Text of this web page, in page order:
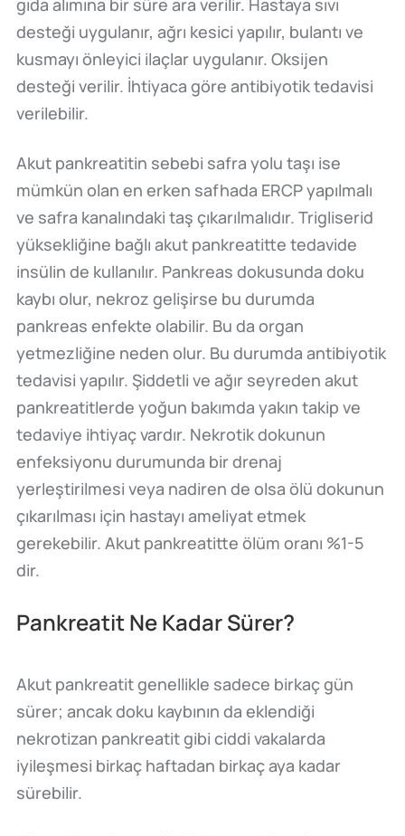
desteği uygulanır, ağrı kesici yapılır, bulantı ve
kusmayı önleyici ilaçlar uygulanır. Oksijen
desteği verilir. İhtiyaca göre antibiyotik tedavisi
verilebilir.
Akut pankreatitin sebebi safra yolu taşı ise
mümkün olan en erken safhada ERCP yapılmalı
ve safra kanalındaki taş çıkarılmalıdır. Trigliserid
yüksekliğine bağlı akut pankreatitte tedavide
insülin de kullanılır. Pankreas dokusunda doku
kaybı olur, nekroz gelişirse bu durumda
pankreas enfekte olabilir. Bu da organ
yetmezliğine neden olur. Bu durumda antibiyotik
tedavisi yapılır. Şiddetli ve ağır seyreden akut
pankreatitlerde yoğun bakımda yakın takip ve
tedaviye ihtiyaç vardır. Nekrotik dokunun
enfeksiyonu durumunda bir drenaj
yerleştirilmesi veya nadiren de olsa ölü dokunun
çıkarılması için hastayı ameliyat etmek
gerekebilir. Akut pankreatitte ölüm oranı %1-5
dir.
Pankreatit Ne Kadar Sürer?
Akut pankreatit genellikle sadece birkaç gün
sürer; ancak doku kaybının da eklendiği
nekrotizan pankreatit gibi ciddi vakalarda
iyileşmesi birkaç haftadan birkaç aya kadar
sürebilir.